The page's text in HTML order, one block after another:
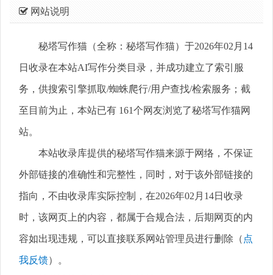
网站说明
秘塔写作猫（全称：秘塔写作猫）于2026年02月14
日收录在本站AI写作分类目录，并成功建立了索引服
务，供搜索引擎抓取/蜘蛛爬行/用户查找/检索服务；截
至目前为止，本站已有 161个网友浏览了秘塔写作猫网
站。
本站收录库提供的秘塔写作猫来源于网络，不保证
外部链接的准确性和完整性，同时，对于该外部链接的
指向，不由收录库实际控制，在2026年02月14日收录
时，该网页上的内容，都属于合规合法，后期网页的内
容如出现违规，可以直接联系网站管理员进行删除（ 点
我反馈）。